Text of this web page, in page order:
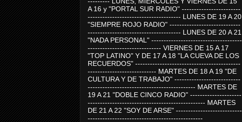
A 16 y "PORTAL SUR RADIO" ------------------------
-------------------------------------- LUNES DE 19 A 20
"SIEMPRE ROJO RADIO" -----------------------------
-------------------------------------- LUNES DE 20 A 21
"NADA PERSONAL" -------------------------------------
------------------------------ VIERNES DE 15 A 17
"TOP LATINO" Y DE 17 A 18 "LA CUEVA DE LOS
RECUERDOS" -------------------------------------------
---------------------------- MARTES DE 18 A 19 "DE
CULTURA Y DE TRABAJO" ---------------------------
-------------------------------------------- MARTES DE
19 A 21 "DOBLE CINCO RADIO" ---------------------
------------------------------------------------ MARTES
DE 21 A 22 "SOY DE ARSE" ---------------------------
-----------------------------------------------